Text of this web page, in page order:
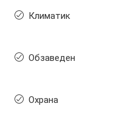
Климатик
Обзаведен
Охрана